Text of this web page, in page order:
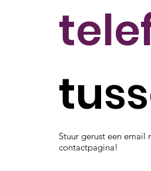
Stuur gerust een email
contactpagina!